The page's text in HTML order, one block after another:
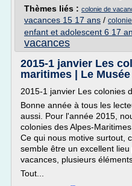
Thèmes liés : colonie de
vacances 15 17 ans /
enfant et adolescent 6 17
vacances
2015-1 janvier Les
maritimes | Le Musée
2015-1 janvier Les colonies
Bonne année à tous les
aussi. Pour l'année 2015,
colonies des Alpes-
Ce qui nous motive surtout,
semble être un excellent
vacances, plusieurs
Tout...